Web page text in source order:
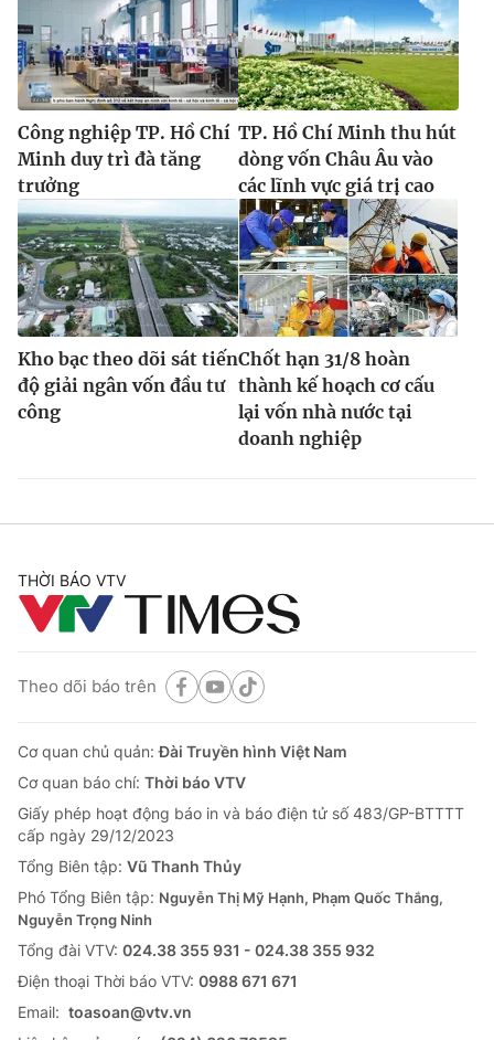
Công nghiệp TP. Hồ Chí
Minh duy trì đà tăng
trưởng
TP. Hồ Chí Minh thu hút
dòng vốn Châu Âu vào
các lĩnh vực giá trị cao
Kho bạc theo dõi sát tiến
độ giải ngân vốn đầu tư
công
Chốt hạn 31/8 hoàn
thành kế hoạch cơ cấu
lại vốn nhà nước tại
doanh nghiệp
THỜI BÁO VTV
Theo dõi báo trên
Cơ quan chủ quản:Đài Truyền hình Việt Nam
Cơ quan báo chí: Thời báo VTV
Giấy phép hoạt động báo in và báo điện tử số 483/GP-BTTTT
cấp ngày 29/12/2023
Tổng Biên tập: Vũ Thanh Thủy
Phó Tổng Biên tập: Nguyễn Thị Mỹ Hạnh, Phạm Quốc Thắng,
Nguyễn Trọng Ninh
Tổng đài VTV: 024.38 355 931 - 024.38 355 932
Ðiện thoại Thời báo VTV: 0988 671 671
Email: toasoan@vtv.vn